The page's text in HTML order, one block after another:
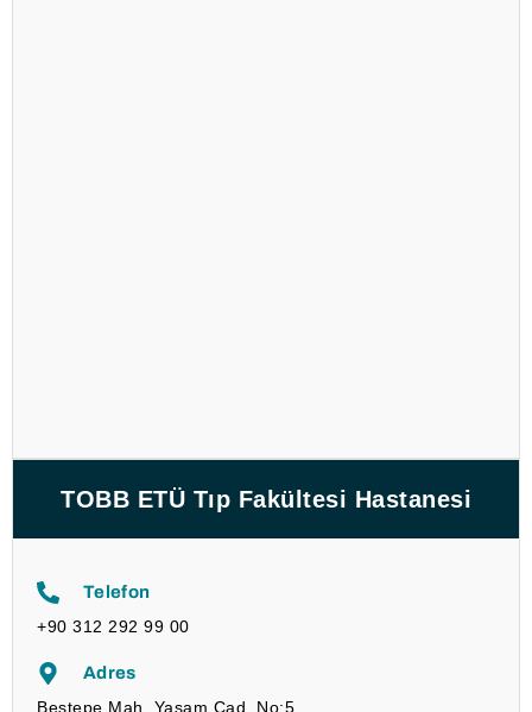
TOBB ETÜ Tıp Fakültesi Hastanesi
Telefon
+90 312 292 99 00
Adres
Beştepe Mah. Yaşam Cad. No:5